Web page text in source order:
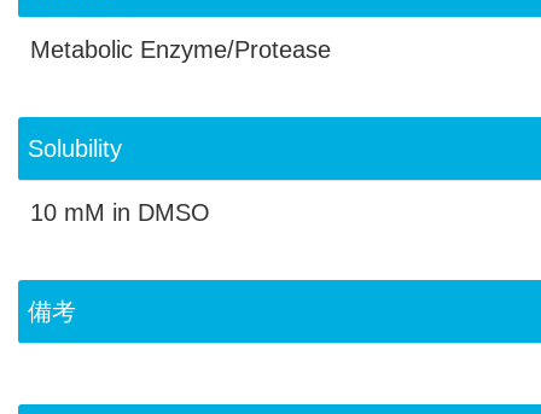
Metabolic Enzyme/Protease
Solubility
10 mM in DMSO
備考